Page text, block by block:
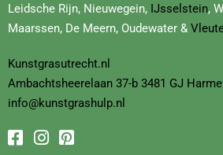
Leidsche Rijn, Nieuwegein, IJsselstein,
Maarssen, De Meern, Oudewater &
Kunstgrasutrecht.nl
Ambachtsheerelaan 37-b 3481 GJ
info@kunstgrashulp.nl